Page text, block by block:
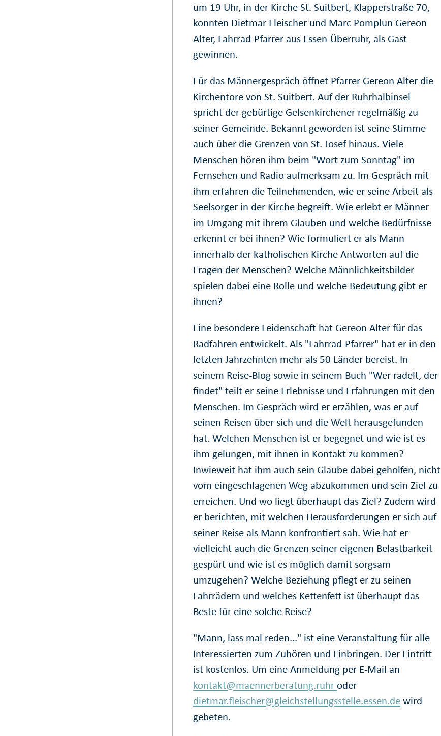
um 19 Uhr, in der Kirche St. Suitbert, Klapperstraße 70,
konnten Dietmar Fleischer und Marc Pomplun Gereon
Alter, Fahrrad-Pfarrer aus Essen-Überruhr, als Gast
gewinnen.
Für das Männergespräch öffnet Pfarrer Gereon Alter die
Kirchentore von St. Suitbert. Auf der Ruhrhalbinsel
spricht der gebürtige Gelsenkirchener regelmäßig zu
seiner Gemeinde. Bekannt geworden ist seine Stimme
auch über die Grenzen von St. Josef hinaus. Viele
Menschen hören ihm beim "Wort zum Sonntag" im
Fernsehen und Radio aufmerksam zu. Im Gespräch mit
ihm erfahren die Teilnehmenden, wie er seine Arbeit als
Seelsorger in der Kirche begreift. Wie erlebt er Männer
im Umgang mit ihrem Glauben und welche Bedürfnisse
erkennt er bei ihnen? Wie formuliert er als Mann
innerhalb der katholischen Kirche Antworten auf die
Fragen der Menschen? Welche Männlichkeitsbilder
spielen dabei eine Rolle und welche Bedeutung gibt er
ihnen?
Eine besondere Leidenschaft hat Gereon Alter für das
Radfahren entwickelt. Als "Fahrrad-Pfarrer" hat er in den
letzten Jahrzehnten mehr als 50 Länder bereist. In
seinem Reise-Blog sowie in seinem Buch "Wer radelt, der
findet" teilt er seine Erlebnisse und Erfahrungen mit den
Menschen. Im Gespräch wird er erzählen, was er auf
seinen Reisen über sich und die Welt herausgefunden
hat. Welchen Menschen ist er begegnet und wie ist es
ihm gelungen, mit ihnen in Kontakt zu kommen?
Inwieweit hat ihm auch sein Glaube dabei geholfen, nicht
vom eingeschlagenen Weg abzukommen und sein Ziel zu
erreichen. Und wo liegt überhaupt das Ziel? Zudem wird
er berichten, mit welchen Herausforderungen er sich auf
seiner Reise als Mann konfrontiert sah. Wie hat er
vielleicht auch die Grenzen seiner eigenen Belastbarkeit
gespürt und wie ist es möglich damit sorgsam
umzugehen? Welche Beziehung pflegt er zu seinen
Fahrrädern und welches Kettenfett ist überhaupt das
Beste für eine solche Reise?
"Mann, lass mal reden..." ist eine Veranstaltung für alle
Interessierten zum Zuhören und Einbringen. Der Eintritt
ist kostenlos. Um eine Anmeldung per E-Mail an
kontakt@maennerberatung.ruhr oder
dietmar.fleischer@gleichstellungsstelle.essen.dewird
gebeten.